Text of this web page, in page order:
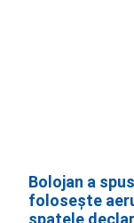
Bolojan a
folosește
spatele